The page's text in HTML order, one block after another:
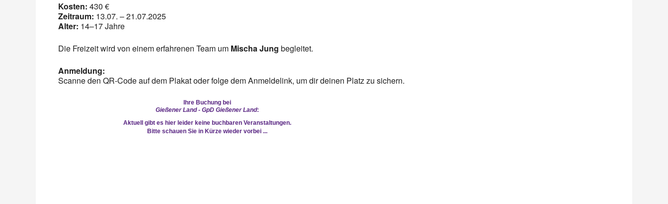
Kosten: 430 €
Zeitraum: 13.07. – 21.07.2025
Alter: 14–17 Jahre
Die Freizeit wird von einem erfahrenen Team um Mischa Jung begleitet.
Anmeldung:
Scanne den QR-Code auf dem Plakat oder folge dem Anmeldelink, um dir deinen Platz zu sichern.